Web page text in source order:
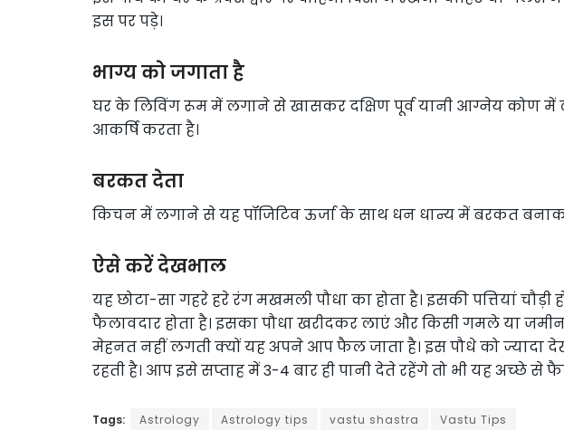
इस पर पड़े।
भाग्य को जगाता है
घर के लिविंग रूम में लगाने से खासकर दक्षिण पूर्व यानी आग्नेय कोण
आकर्षि करता है।
बरकत देता
किचन में लगाने से यह पॉजिटिव ऊर्जा के साथ धन धान्य में बरकत
ऐसे करें देखभाल
यह छोटा-सा गहरे हरे रंग मखमली पौधा का होता है। इसकी पत्तियां
फैलावदार होता है। इसका पौधा खरीदकर लाएं और किसी गमले या
मेहनत नहीं लगती क्यों यह अपने आप फैल जाता है। इस पौधे को ज्यादा
रहती है। आप इसे सप्ताह में 3-4 बार ही पानी देते रहेंगे तो भी यह अच्‍छे से
Tags: Astrology Astrology tips vastu shastra Vastu Tips